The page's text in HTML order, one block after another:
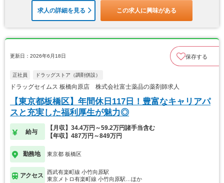
求人の詳細を見る この求人に興味がある
更新日：2026年6月18日 保存する
正社員 ドラッグストア（調剤併設）
ドラッグセイムス 板橋向原店 株式会社富士薬品の薬剤師求人
【東京都板橋区】年間休日117日！豊富なキャリアパ
スと充実した福利厚生が魅力◎
給与
【月収】34.4万円～59.2万円諸手当含む
【年収】487万円～849万円
勤務地 東京都 板橋区
アクセス
西武有楽町線 小竹向原駅
東京メトロ有楽町線 小竹向原駅…ほか